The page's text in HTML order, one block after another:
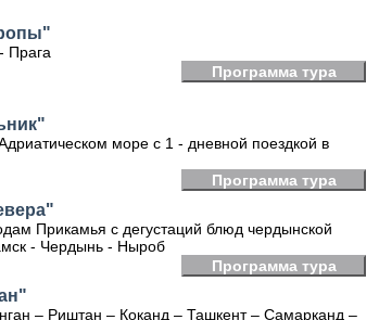
Прага
Программа тура
море с 1 - дневной поездкой в
Программа тура
Прикамья с дегустаций блюд чердынской
- Чердынь - Ныроб
Программа тура
– Риштан – Коканд – Ташкент – Самарканд –